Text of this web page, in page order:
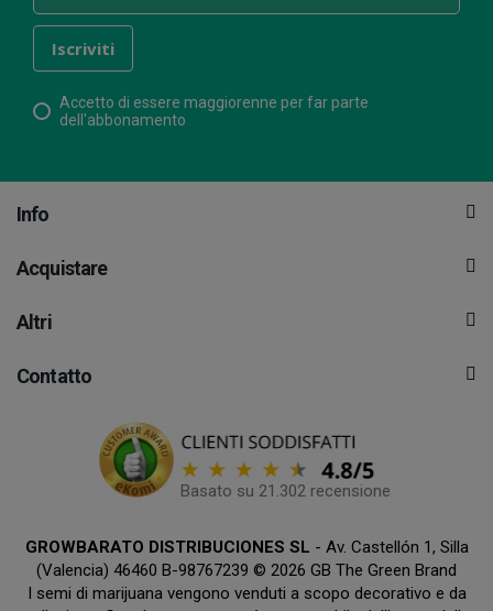
Accetto di essere maggiorenne per far parte
dell'abbonamento
Info
Acquistare
Altri
Contatto
Basato su 21.302 recensione
GROWBARATO DISTRIBUCIONES SL - Av. Castellón 1, Silla
(Valencia) 46460 B-98767239 © 2026 GB The Green Brand
I semi di marijuana vengono venduti a scopo decorativo e da